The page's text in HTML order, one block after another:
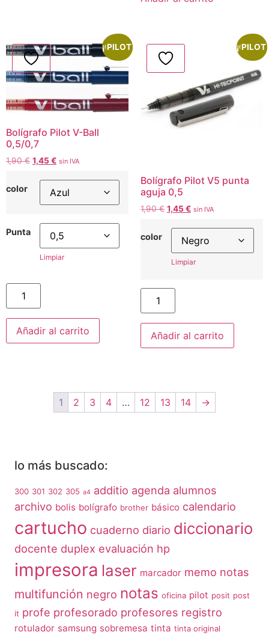
¡Oferta!
PILOT
Bolígrafo Pilot V-Ball
0,5/0,7
1,90€ 1,45€ sin IVA
color
Punta
Limpiar
Añadir al carrito
¡Oferta!
PILOT
Bolígrafo Pilot V5 punta
aguja 0,5
1,90€ 1,45€ sin IVA
color
Limpiar
Añadir al carrito
1 2 3 4 … 12 13 14 →
lo más buscado:
300 301 302 305 a4 additio agenda alumnos
archivo bolis bolígrafo brother básico calendario
cartucho cuaderno diario diccionario
docente duplex evaluación hp
impresora laser marcador memo notas
multifunción negro notas oficina pilot posit post
it profe profesorado profesores registro
rotulador samsung sobremesa tinta tinta original